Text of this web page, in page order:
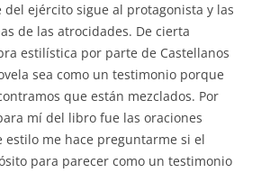
ejército sigue al protagonista y las
de las atrocidades. De cierta
estilística por parte de Castellanos
sea como un testimonio porque
que están mezclados. Por
mí del libro fue las oraciones
estilo me hace preguntarme si el
para parecer como un testimonio